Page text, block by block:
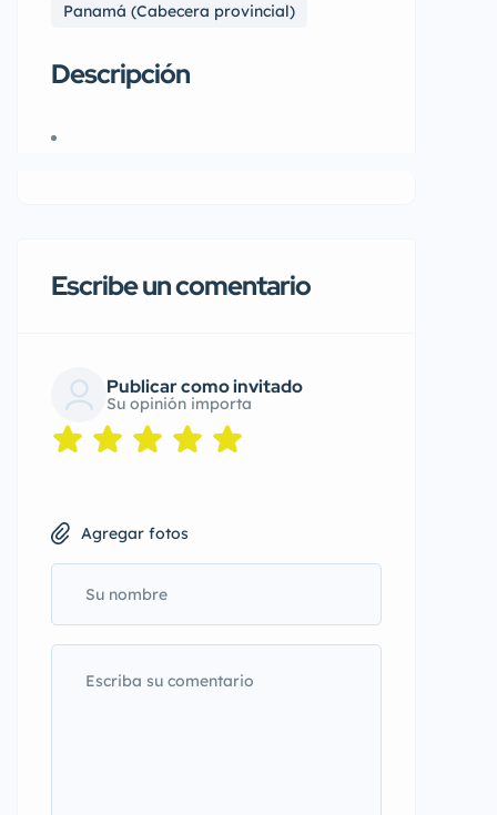
Panamá (Cabecera provincial)
Descripción
Escribe un comentario
Publicar como invitado
Su opinión importa
Agregar fotos